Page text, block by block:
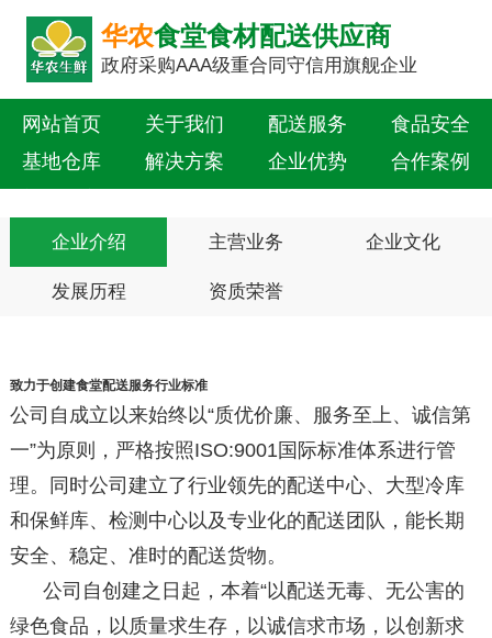
华农食堂食材配送供应商
政府采购AAA级重合同守信用旗舰企业
网站首页 关于我们 配送服务
食品安全
基地仓库
解决方案 企业优势
合作案例
企业介绍 主营业务 企业文化
发展历程 资质荣誉
致力于创建食堂配送服务行业标准
公司自成立以来始终以“质优价廉、服务至上、诚信第
一”为原则，严格按照ISO:9001国际标准体系进行管
理。同时公司建立了行业领先的配送中心、大型冷库
和保鲜库、检测中心以及专业化的配送团队，能长期
安全、稳定、准时的配送货物。
公司自创建之日起，本着“以配送无毒、无公害的
绿色食品，以质量求生存，以诚信求市场，以创新求